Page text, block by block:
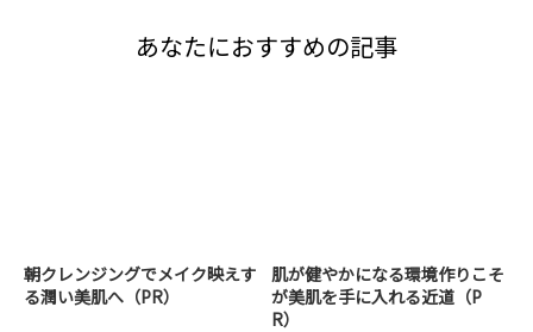
あなたにおすすめの記事
朝クレンジングでメイク映えす
る潤い美肌へ（PR）
肌が健やかになる環境作りこそ
が美肌を手に入れる近道（P
R）